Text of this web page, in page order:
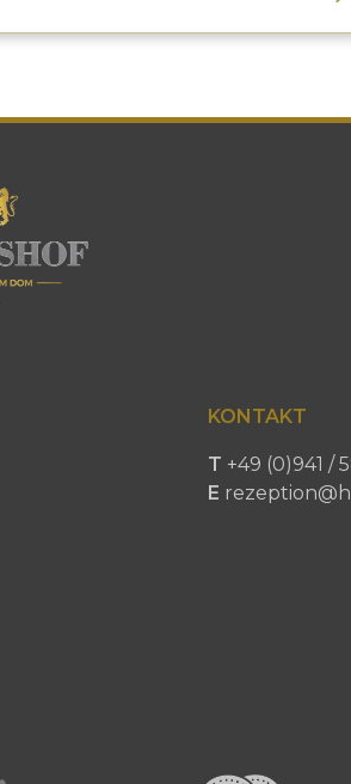
KONTAKT
T +49 (0)941 /
E